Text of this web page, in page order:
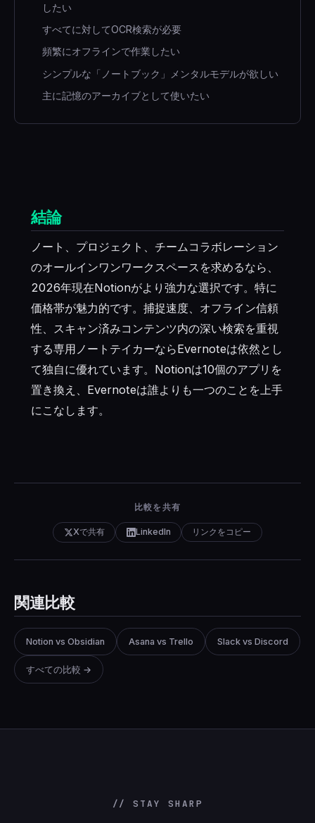
したい
すべてに対してOCR検索が必要
頻繁にオフラインで作業したい
シンプルな「ノートブック」メンタルモデルが欲しい
主に記憶のアーカイブとして使いたい
結論
ノート、プロジェクト、チームコラボレーション
のオールインワンワークスペースを求めるなら、
2026年現在Notionがより強力な選択です。特に
価格帯が魅力的です。捕捉速度、オフライン信頼
性、スキャン済みコンテンツ内の深い検索を重視
する専用ノートテイカーならEvernoteは依然とし
て独自に優れています。Notionは10個のアプリを
置き換え、Evernoteは誰よりも一つのことを上手
にこなします。
比較を共有
Xで共有 LinkedIn リンクをコピー
関連比較
Notion vs Obsidian Asana vs Trello Slack vs Discord
すべての比較 →
// STAY SHARP